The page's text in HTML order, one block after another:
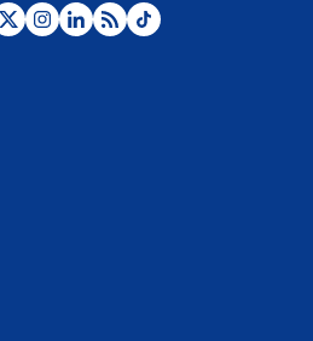
Posesión de Abelardo De La Espriella